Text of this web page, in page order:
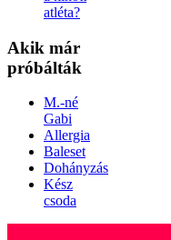
atléta?
Akik már
próbálták
M.-né
Gabi
Allergia
Baleset
Dohányzás
Kész
csoda